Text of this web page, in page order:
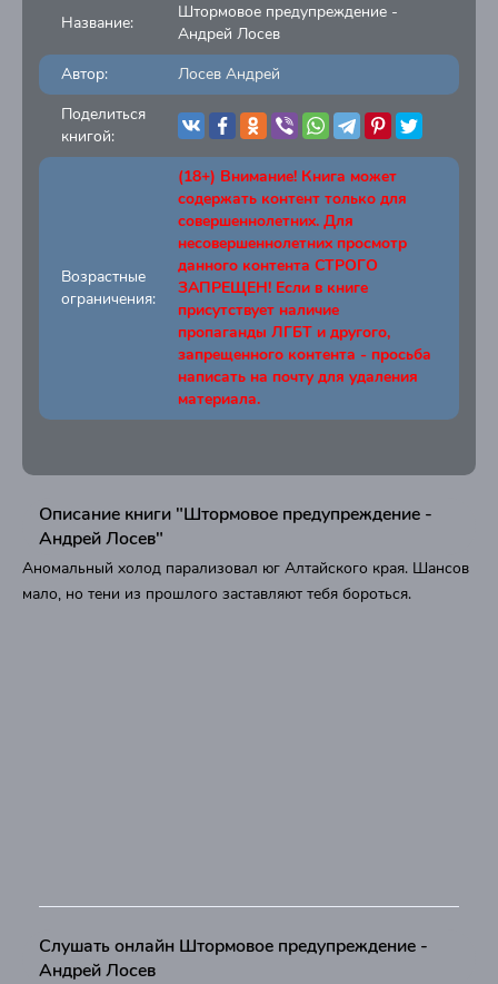
Название:
Штормовое предупреждение -
Андрей Лосев
Автор:
Лосев Андрей
Поделиться
книгой:
Возрастные
ограничения:
(18+) Внимание! Книга может
содержать контент только для
совершеннолетних. Для
несовершеннолетних просмотр
данного контента СТРОГО
ЗАПРЕЩЕН! Если в книге
присутствует наличие
пропаганды ЛГБТ и другого,
запрещенного контента - просьба
написать на почту для удаления
материала.
Описание книги "Штормовое предупреждение -
Андрей Лосев"
Аномальный холод парализовал юг Алтайского края. Шансов
мало, но тени из прошлого заставляют тебя бороться.
Слушать онлайн Штормовое предупреждение -
Андрей Лосев